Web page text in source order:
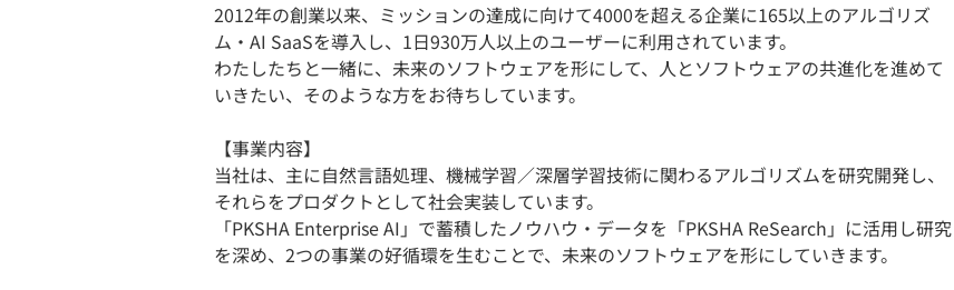
2012年の創業以来、ミッションの達成に向けて4000を超える企業に165以上のアルゴリズ
ム・AI SaaSを導入し、1日930万人以上のユーザーに利用されています。
わたしたちと一緒に、未来のソフトウェアを形にして、人とソフトウェアの共進化を進めて
いきたい、そのような方をお待ちしています。
【事業内容】
当社は、主に自然言語処理、機械学習／深層学習技術に関わるアルゴリズムを研究開発し、
それらをプロダクトとして社会実装しています。
「PKSHA Enterprise AI」で蓄積したノウハウ・データを「PKSHA ReSearch」に活用し研究
を深め、2つの事業の好循環を生むことで、未来のソフトウェアを形にしていきます。